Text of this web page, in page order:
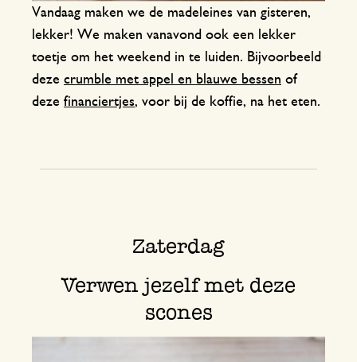
Vandaag maken we de madeleines van gisteren,
lekker! We maken vanavond ook een lekker
toetje om het weekend in te luiden. Bijvoorbeeld
deze crumble met appel en blauwe bessen of
deze financiertjes, voor bij de koffie, na het eten.
Zaterdag
Verwen jezelf met deze
scones